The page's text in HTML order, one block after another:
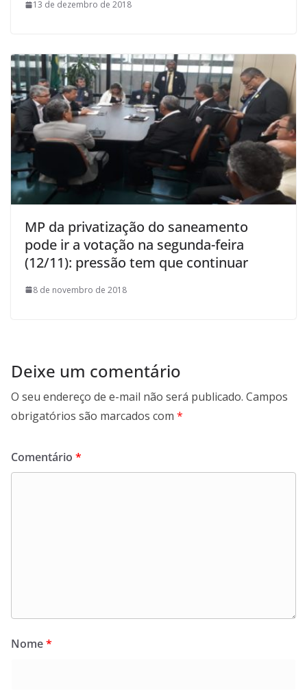
13 de dezembro de 2018
MP da privatização do saneamento
pode ir a votação na segunda-feira
(12/11): pressão tem que continuar
8 de novembro de 2018
Deixe um comentário
O seu endereço de e-mail não será publicado. Campos
obrigatórios são marcados com *
Comentário *
Nome*